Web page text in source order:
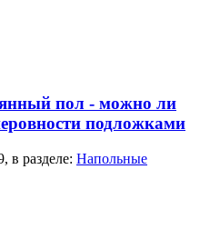
пол - можно ли
подложками
, в разделе: Напольные